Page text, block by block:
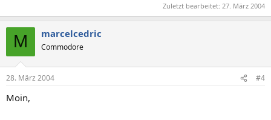
Zuletzt bearbeitet: 27. März 2004
M marcelcedric
Commodore
28. März 2004 #4
Moin,